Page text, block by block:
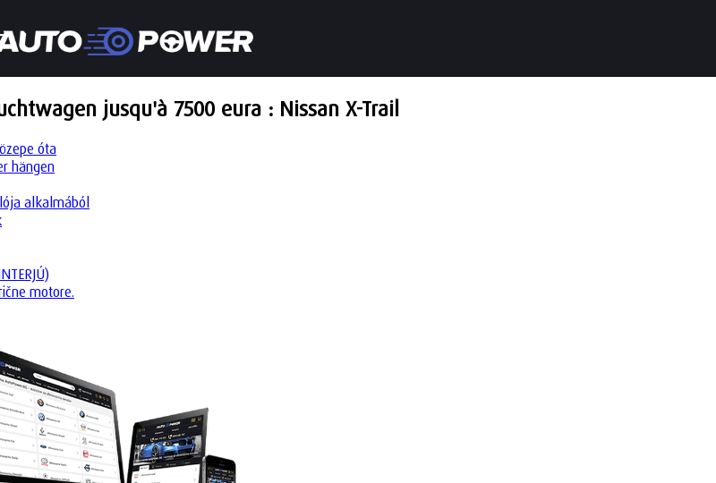
jusqu'à 7500 eura : Nissan X-Trail
óta
hängen
alkalmából
motore.